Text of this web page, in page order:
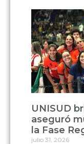
UNISUD
aseguró
la Fase
julio 31, 2026